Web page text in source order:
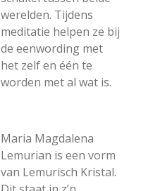
werelden. Tijdens
meditatie helpen ze bij
de eenwording met
het zelf en één te
worden met al wat is.
Maria Magdalena
Lemurian is een vorm
van Lemurisch Kristal.